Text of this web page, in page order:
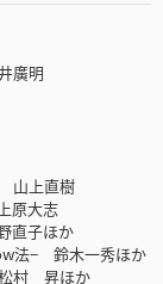
廣明
山上直樹
原大志
直子ほか
法− 鈴木一秀ほか
村 昇ほか